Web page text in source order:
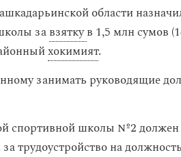
области
завзяткув 1,5 млн сумов
хокимият.
занимать руководящие
спортивной школы №2 должен
трудоустройство на